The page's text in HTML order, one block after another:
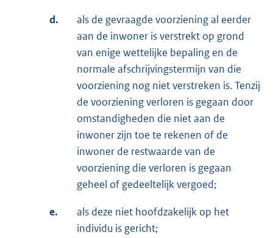
d.
als de gevraagde voorziening al eerder
aan de inwoner is verstrekt op grond
van enige wettelijke bepaling en de
normale afschrijvingstermijn van die
voorziening nog niet verstreken is. Tenzij
de voorziening verloren is gegaan door
omstandigheden die niet aan de
inwoner zijn toe te rekenen of de
inwoner de restwaarde van de
voorziening die verloren is gegaan
geheel of gedeeltelijk vergoed;
e.
als deze niet hoofdzakelijk op het
individu is gericht;